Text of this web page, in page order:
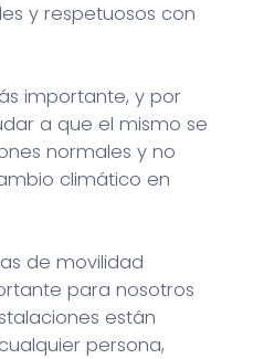
y respetuosos con
importante, y por
a que el mismo se
normales y no
climático en
de movilidad
para nosotros
están
persona,